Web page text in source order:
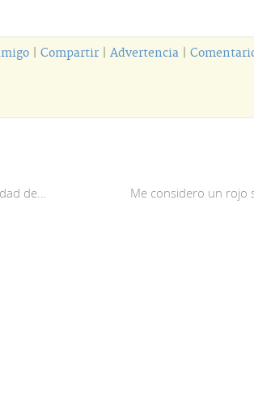
Compartir Advertencia
de... Me considero un rojo